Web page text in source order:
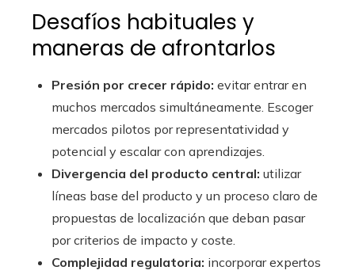
Desafíos habituales y
maneras de afrontarlos
Presión por crecer rápido: evitar entrar en
muchos mercados simultáneamente. Escoger
mercados pilotos por representatividad y
potencial y escalar con aprendizajes.
Divergencia del producto central: utilizar
líneas base del producto y un proceso claro de
propuestas de localización que deban pasar
por criterios de impacto y coste.
Complejidad regulatoria: incorporar expertos